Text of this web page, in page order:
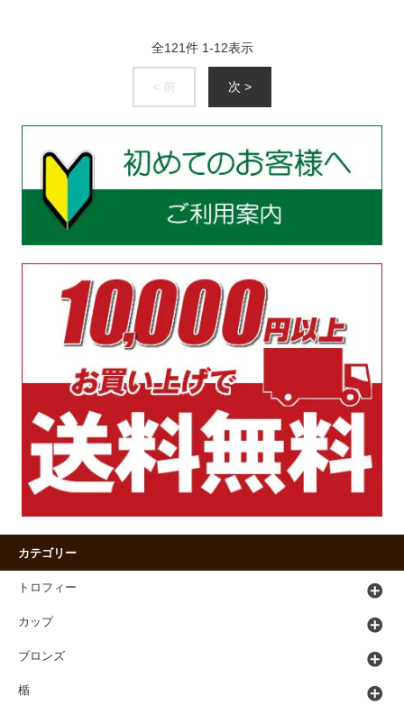
全121件 1-12表示
< 前 次 >
カテゴリー
トロフィー
カップ
ブロンズ
楯